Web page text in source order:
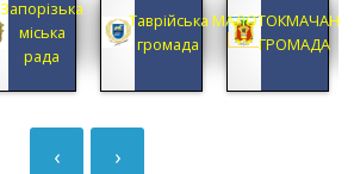
Запорізька
міська
рада
Таврійська
громада
ГРОМАДА
›
‹